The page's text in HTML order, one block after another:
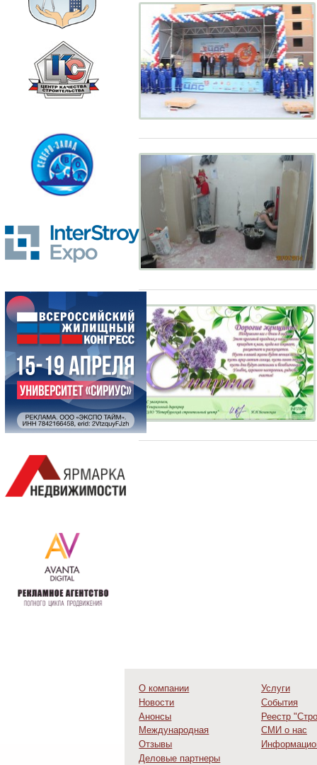
О компании
Услуги
Новости
События
Анонсы
Реестр
Международная
деятельность
СМИ о нас
Отзывы
Деловые партнеры